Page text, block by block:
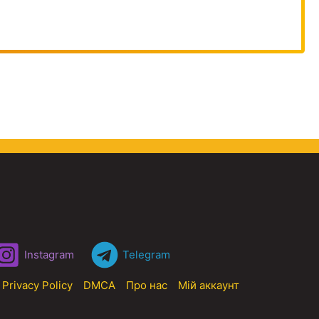
Instagram Telegram
Privacy Policy DMCA Про нас Мій аккаунт